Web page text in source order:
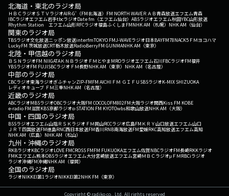
北海道・東北のラジオ局
ＨＢＣラジオＳＴＶラジオAIR-G'（FM北海道） FM NORTH WAVEＲＡＢ青森放送エフエム青森
IBCラジオエフエム岩手tbcラジオDate fm（エフエム仙台） ABSラジオエフエム秋田YBC山形放送
Rhythm Station エフエム山形RFCラジオ福島ふくしまFMNHK AM（札幌） NHK AM（仙台）
関東のラジオ局
TBSラジオ文化放送ニッポン放送interfmTOKYO FMJ-WAVEラジオ日本BAYFM78NACK5 ＦＭヨコハマ
LuckyFM 茨城放送CRT栃木放送RadioBerryFM GUNMANHK AM（東京）
北陸・甲信越のラジオ局
ＢＳＮラジオFM NIIGATAＫＮＢラジオ ＦＭとやまMROラジオエフエム石川FBCラジオFM福井
YBSラジオFM FUJISBCラジオ ＦＭ長野NHK AM（東京） NHK AM（名古屋）
中部のラジオ局
CBCラジオ東海ラジオぎふチャンZIP-FMFM AICHI ＦＭ ＧＩＦＵ SBSラジオK-MIX SHIZUOKA
レディオキューブ ＦＭ三重NHK AM（名古屋）
近畿のラジオ局
ABCラジオMBSラジオOBCラジオ大阪FM COCOLOFM802FM大阪ラジオ関西Kiss FM KOBE
e-radio FM滋賀KBS京都ラジオα-STATION FM KYOTOwbs和歌山放送NHK AM（大阪）
中国・四国のラジオ局
BSSラジオエフエム山陰ＲＳＫラジオ ＦＭ岡山RCCラジオ広島FM ＫＲＹ山口放送エフエム山口
ＪＲＴ四国放送FM徳島RNC西日本放送FM香川RNB南海放送FM愛媛RKC高知放送エフエム高知
NHK AM（広島） NHK AM（松山）
九州・沖縄のラジオ局
RKBラジオKBCラジオLOVE FMCROSS FMFM FUKUOKAエフエム佐賀NBCラジオFM長崎RKKラジオ
FMKエフエム熊本OBSラジオエフエム大分宮崎放送エフエム宮崎ＭＢＣラジオμＦＭRBCiラジオ
ラジオ沖縄FM沖縄NHK AM（福岡）
全国のラジオ局
ラジオNIKKEI第1ラジオNIKKEI第2NHK FM（東京）
Copyright © radiko co., Ltd. All rights reserved